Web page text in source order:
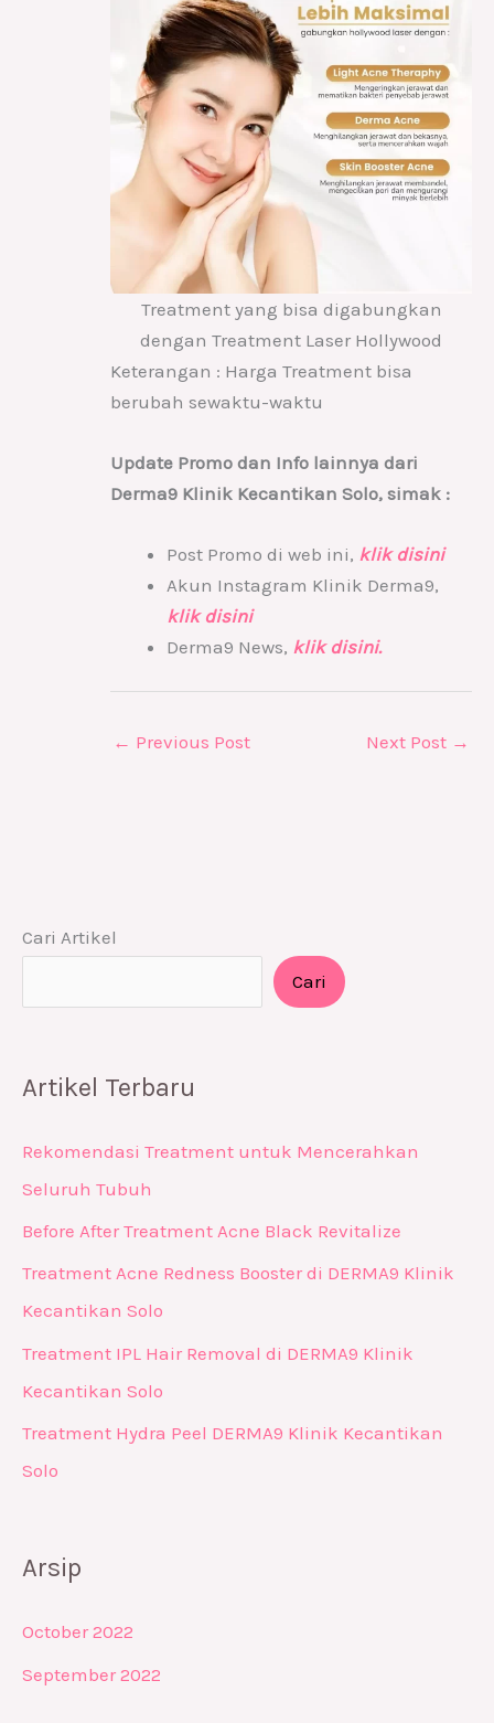
Cari Artikel
Cari
Artikel Terbaru
Rekomendasi Treatment untuk Mencerahkan
Seluruh Tubuh
Before After Treatment Acne Black Revitalize
Treatment Acne Redness Booster di DERMA9 Klinik
Kecantikan Solo
Treatment IPL Hair Removal di DERMA9 Klinik
Kecantikan Solo
Treatment Hydra Peel DERMA9 Klinik Kecantikan
Solo
Arsip
October 2022
September 2022
Treatment yang bisa digabungkan
dengan Treatment Laser Hollywood
Keterangan : Harga Treatment bisa
berubah sewaktu-waktu
Update Promo dan Info lainnya dari
Derma9 Klinik Kecantikan Solo, simak :
Post Promo di web ini, klik disini
Akun Instagram Klinik Derma9,
klik disini
Derma9 News, klik disini.
← Previous Post Next Post →